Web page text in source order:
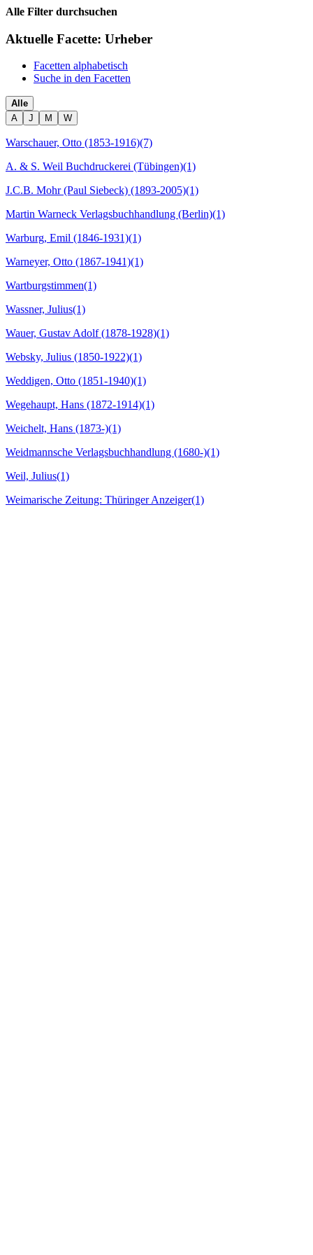
Alle Filter durchsuchen
Aktuelle Facette: Urheber
Facetten alphabetisch
Suche in den Facetten
Alle
A
J M W
Warschauer, Otto (1853-1916)(7)
A. & S. Weil Buchdruckerei (Tübingen)(1)
J.C.B. Mohr (Paul Siebeck) (1893-2005)(1)
Martin Warneck Verlagsbuchhandlung (Berlin)(1)
Warburg, Emil (1846-1931)(1)
Warneyer, Otto (1867-1941)(1)
Wartburgstimmen(1)
Wassner, Julius(1)
Wauer, Gustav Adolf (1878-1928)(1)
Websky, Julius (1850-1922)(1)
Weddigen, Otto (1851-1940)(1)
Wegehaupt, Hans (1872-1914)(1)
Weichelt, Hans (1873-)(1)
Weidmannsche Verlagsbuchhandlung (1680-)(1)
Weil, Julius(1)
Weimarische Zeitung: Thüringer Anzeiger(1)